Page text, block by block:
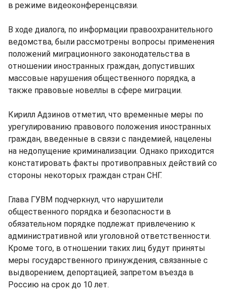
в режиме видеоконференцсвязи.
В ходе диалога, по информации правоохранительного
ведомства, были рассмотрены вопросы применения
положений миграционного законодательства в
отношении иностранных граждан, допустивших
массовые нарушения общественного порядка, а
также правовые новеллы в сфере миграции.
Кирилл Адзинов отметил, что временные меры по
урегулированию правового положения иностранных
граждан, введенные в связи с пандемией, нацелены
на недопущение криминализации. Однако приходится
констатировать факты противоправных действий со
стороны некоторых граждан стран СНГ.
Глава ГУВМ подчеркнул, что нарушители
общественного порядка и безопасности в
обязательном порядке подлежат привлечению к
административной или уголовной ответственности.
Кроме того, в отношении таких лиц будут приняты
меры государственного принуждения, связанные с
выдворением, депортацией, запретом въезда в
Россию на срок до 10 лет.